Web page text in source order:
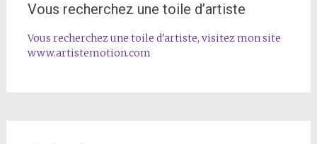
Vous recherchez une toile d’artiste
Vous recherchez une toile d'artiste, visitez mon site
www.artistemotion.com